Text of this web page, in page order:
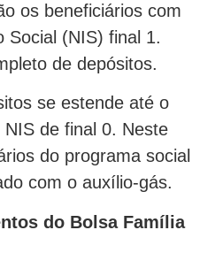
os beneficiários com
Social (NIS) final 1.
de depósitos.
se estende até o
de final 0. Neste
do programa social
com o auxílio-gás.
do Bolsa Família